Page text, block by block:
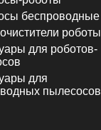
беспроводные
роботы
для роботов-
для
пылесосов